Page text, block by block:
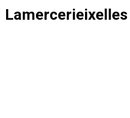
Saltar
alLamercerieixelles